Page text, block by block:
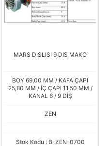
MARS DISLISI 9 DIS MAKO
BOY 69,00 MM / KAFA ÇAPI
25,80 MM / İÇ ÇAPI 11,50 MM /
KANAL 6 / 9 DİŞ
ZEN
Stok Kodu : B-ZEN-0700